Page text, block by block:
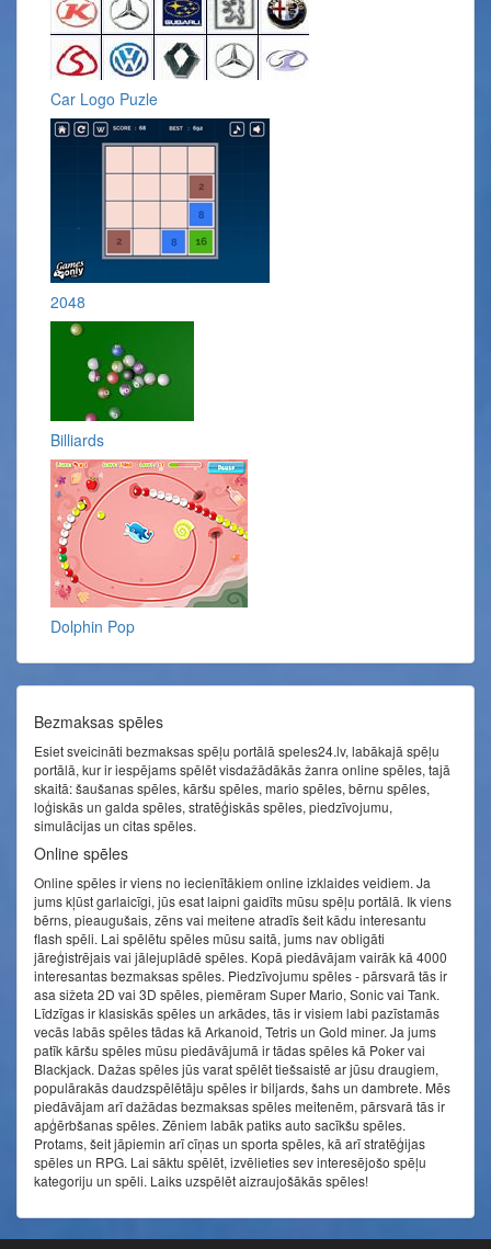
Car Logo Puzle
2048
Billiards
Dolphin Pop
Bezmaksas spēles
Esiet sveicināti bezmaksas spēļu portālā speles24.lv, labākajā spēļu
portālā, kur ir iespējams spēlēt visdažādākās žanra online spēles, tajā
skaitā: šaušanas spēles, kāršu spēles, mario spēles, bērnu spēles,
loģiskās un galda spēles, stratēģiskās spēles, piedzīvojumu,
simulācijas un citas spēles.
Online spēles
Online spēles ir viens no iecienītākiem online izklaides veidiem. Ja
jums kļūst garlaicīgi, jūs esat laipni gaidīts mūsu spēļu portālā. Ik viens
bērns, pieaugušais, zēns vai meitene atradīs šeit kādu interesantu
flash spēli. Lai spēlētu spēles mūsu saitā, jums nav obligāti
jāreģistrējais vai jālejuplādē spēles. Kopā piedāvājam vairāk kā 4000
interesantas bezmaksas spēles. Piedzīvojumu spēles - pārsvarā tās ir
asa sižeta 2D vai 3D spēles, piemēram Super Mario, Sonic vai Tank.
Līdzīgas ir klasiskās spēles un arkādes, tās ir visiem labi pazīstamās
vecās labās spēles tādas kā Arkanoid, Tetris un Gold miner. Ja jums
patīk kāršu spēles mūsu piedāvājumā ir tādas spēles kā Poker vai
Blackjack. Dažas spēles jūs varat spēlēt tiešsaistē ar jūsu draugiem,
populārakās daudzspēlētāju spēles ir biljards, šahs un dambrete. Mēs
piedāvājam arī dažādas bezmaksas spēles meitenēm, pārsvarā tās ir
apģērbšanas spēles. Zēniem labāk patiks auto sacīkšu spēles.
Protams, šeit jāpiemin arī cīņas un sporta spēles, kā arī stratēģijas
spēles un RPG. Lai sāktu spēlēt, izvēlieties sev interesējošo spēļu
kategoriju un spēli. Laiks uzspēlēt aizraujošākās spēles!